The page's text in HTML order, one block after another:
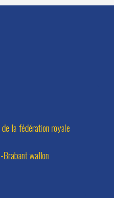
la fédération royale
wallon